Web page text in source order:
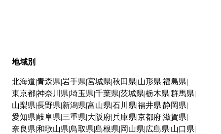
地域別
北海道 青森県 岩手県 宮城県 秋田県 山形県 福島県
東京都神奈川県 埼玉県 千葉県 茨城県 栃木県 群馬県
山梨県 長野県 新潟県 富山県 石川県 福井県 静岡県
愛知県 岐阜県 三重県 大阪府兵庫県 京都府滋賀県
奈良県 和歌山県 鳥取県 島根県 岡山県 広島県 山口県